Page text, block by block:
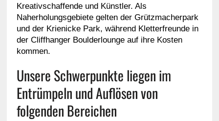
Kreativschaffende und Künstler. Als
Naherholungsgebiete gelten der Grützmacherpark
und der Krienicke Park, während Kletterfreunde in
der Cliffhanger Boulderlounge auf ihre Kosten
kommen.
Unsere Schwerpunkte liegen im
Entrümpeln und Auflösen von
folgenden Bereichen